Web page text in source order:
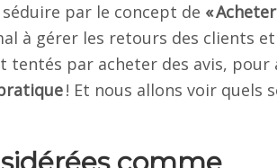
par le concept de «
à gérer les retours des clients
tentés par acheter des avis,
! Et nous allons voir quels